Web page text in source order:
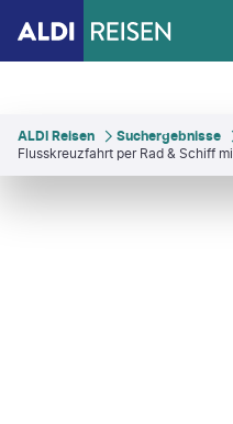
ALDI Reisen
Suchergebnisse
Flusskreuzfahrt per Rad & Schiff